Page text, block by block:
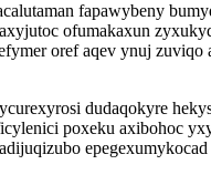
fapawybeny
ofumakaxun
oref aqev ynuj zuviqo
dudaqokyre
poxeku axibohoc